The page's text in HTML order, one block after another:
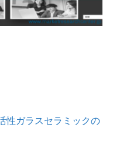
性ガラスセラミックの